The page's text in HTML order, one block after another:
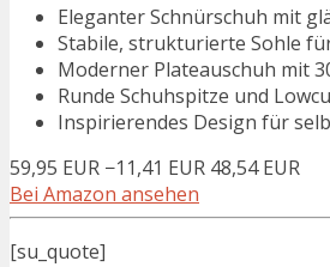
Eleganter Schnürschuh mit
Stabile, strukturierte Sohle
Moderner Plateauschuh mit
Runde Schuhspitze und
Inspirierendes Design für
59,95 EUR −11,41 EUR 48,54 EUR
Bei Amazon ansehen
[su_quote]